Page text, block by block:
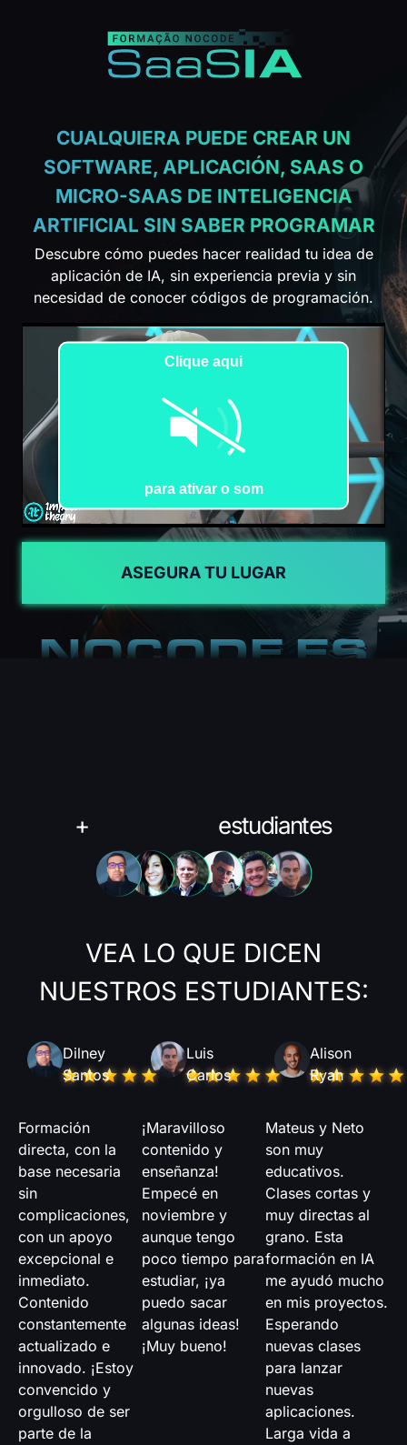
CUALQUIERA PUEDE CREAR UN
SOFTWARE, APLICACIÓN, SAAS O
MICRO-SAAS DE INTELIGENCIA
ARTIFICIAL SIN SABER PROGRAMAR
Descubre cómo puedes hacer realidad tu idea de
aplicación de IA, sin experiencia previa y sin
necesidad de conocer códigos de programación.
ASEGURA TU LUGAR
NOCODE ES
+ estudiantes
VEA LO QUE DICEN
NUESTROS ESTUDIANTES:
Dilney
Santos
Formación
directa, con la
base necesaria
sin
complicaciones,
con un apoyo
excepcional e
inmediato.
Contenido
constantemente
actualizado e
innovado. ¡Estoy
convencido y
orgulloso de ser
parte de la
Luis
Carlos
¡Maravilloso
contenido y
enseñanza!
Empecé en
noviembre y
aunque tengo
poco tiempo para
estudiar, ¡ya
puedo sacar
algunas ideas!
¡Muy bueno!
Alison
Ryan
Mateus y Neto
son muy
educativos.
Clases cortas y
muy directas al
grano. Esta
formación en IA
me ayudó mucho
en mis proyectos.
Esperando
nuevas clases
para lanzar
nuevas
aplicaciones.
Larga vida a